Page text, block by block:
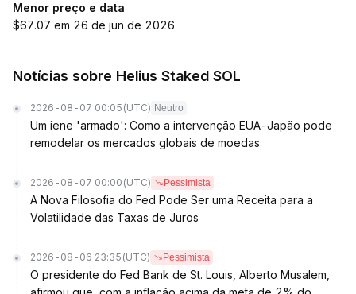
Menor preço e data
$67.07 em 26 de jun de 2026
Notícias sobre Helius Staked SOL
2026-08-07 00:05 (UTC) Neutro
Um iene 'armado': Como a intervenção EUA-Japão pode
remodelar os mercados globais de moedas
2026-08-07 00:00 (UTC) Pessimista
A Nova Filosofia do Fed Pode Ser uma Receita para a
Volatilidade das Taxas de Juros
2026-08-06 23:35 (UTC) Pessimista
O presidente do Fed Bank de St. Louis, Alberto Musalem,